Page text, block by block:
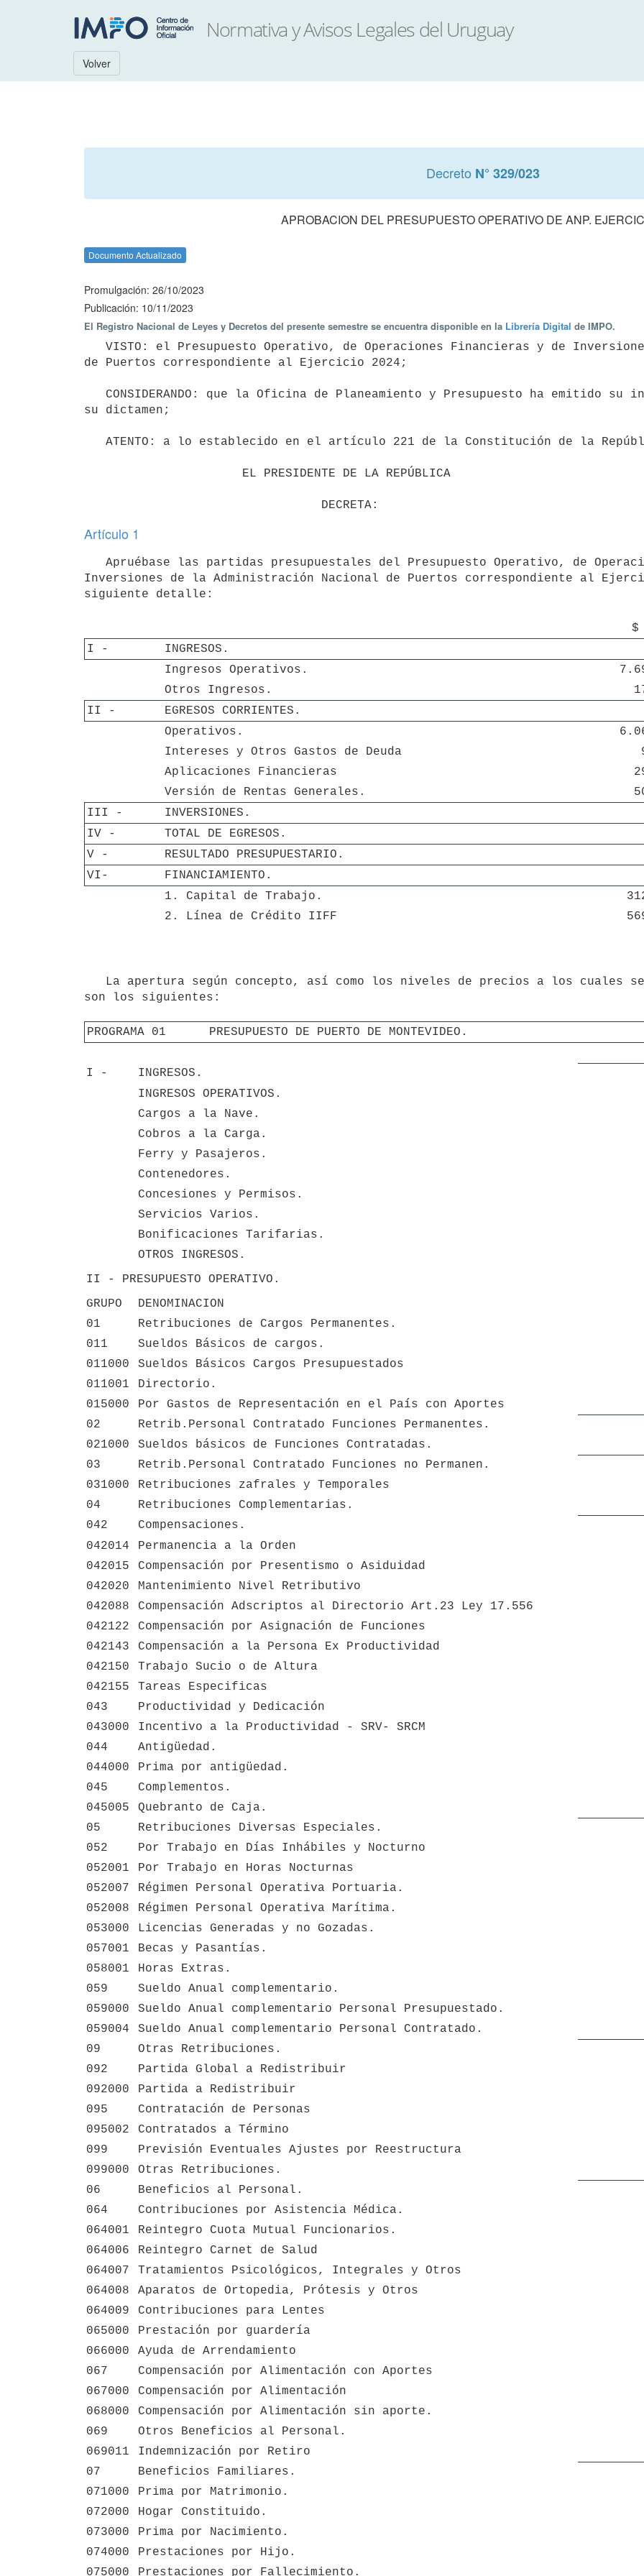
Volver
Decreto N° 329/023
APROBACION DEL PRESUPUESTO OPERATIVO DE ANP.
Documento Actualizado
Promulgación: 26/10/2023
Publicación: 10/11/2023
El Registro Nacional de Leyes y Decretos del presente semestre se encuentra disponible en la Librería Digital de IMPO.
de Puertos correspondiente al Ejercicio 2024;
su dictamen;
Artículo 1
Inversiones de la Administración Nacional de Puertos correspondiente al
siguiente detalle:
$
I -
INGRESOS.
Ingresos Operativos.
Otros Ingresos.
II -
EGRESOS CORRIENTES.
Operativos.
Intereses y Otros Gastos de Deuda
Aplicaciones Financieras
Versión de Rentas Generales.
III -
INVERSIONES.
IV -
TOTAL DE EGRESOS.
V -
RESULTADO PRESUPUESTARIO.
VI-
FINANCIAMIENTO.
1. Capital de Trabajo.
2. Línea de Crédito IIFF
son los siguientes:
PROGRAMA 01      PRESUPUESTO DE PUERTO DE MONTEVIDEO.
I -
INGRESOS.
INGRESOS OPERATIVOS.
Cargos a la Nave.
Cobros a la Carga.
Ferry y Pasajeros.
Contenedores.
Concesiones y Permisos.
Servicios Varios.
Bonificaciones Tarifarias.
OTROS INGRESOS.
II - PRESUPUESTO OPERATIVO.
GRUPO
DENOMINACION
01
Retribuciones de Cargos Permanentes.
011
Sueldos Básicos de cargos.
011000
Sueldos Básicos Cargos Presupuestados
011001
Directorio.
015000
Por Gastos de Representación en el País con Aportes
02
Retrib.Personal Contratado Funciones Permanentes.
021000
Sueldos básicos de Funciones Contratadas.
03
Retrib.Personal Contratado Funciones no Permanen.
031000
Retribuciones zafrales y Temporales
04
Retribuciones Complementarias.
042
Compensaciones.
042014
Permanencia a la Orden
042015
Compensación por Presentismo o Asiduidad
042020
Mantenimiento Nivel Retributivo
042088
Compensación Adscriptos al Directorio Art.23 Ley 17.556
042122
Compensación por Asignación de Funciones
042143
Compensación a la Persona Ex Productividad
042150
Trabajo Sucio o de Altura
042155
Tareas Especificas
043
Productividad y Dedicación
043000
Incentivo a la Productividad - SRV- SRCM
044
Antigüedad.
044000
Prima por antigüedad.
045
Complementos.
045005
Quebranto de Caja.
05
Retribuciones Diversas Especiales.
052
Por Trabajo en Días Inhábiles y Nocturno
052001
Por Trabajo en Horas Nocturnas
052007
Régimen Personal Operativa Portuaria.
052008
Régimen Personal Operativa Marítima.
053000
Licencias Generadas y no Gozadas.
057001
Becas y Pasantías.
058001
Horas Extras.
059
Sueldo Anual complementario.
059000
Sueldo Anual complementario Personal Presupuestado.
059004
Sueldo Anual complementario Personal Contratado.
09
Otras Retribuciones.
092
Partida Global a Redistribuir
092000
Partida a Redistribuir
095
Contratación de Personas
095002
Contratados a Término
099
Previsión Eventuales Ajustes por Reestructura
099000
Otras Retribuciones.
06
Beneficios al Personal.
064
Contribuciones por Asistencia Médica.
064001
Reintegro Cuota Mutual Funcionarios.
064006
Reintegro Carnet de Salud
064007
Tratamientos Psicológicos, Integrales y Otros
064008
Aparatos de Ortopedia, Prótesis y Otros
064009
Contribuciones para Lentes
065000
Prestación por guardería
066000
Ayuda de Arrendamiento
067
Compensación por Alimentación con Aportes
067000
Compensación por Alimentación
068000
Compensación por Alimentación sin aporte.
069
Otros Beneficios al Personal.
069011
Indemnización por Retiro
07
Beneficios Familiares.
071000
Prima por Matrimonio.
072000
Hogar Constituido.
073000
Prima por Nacimiento.
074000
Prestaciones por Hijo.
075000
Prestaciones por Fallecimiento.